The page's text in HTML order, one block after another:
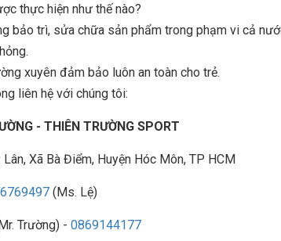
thực hiện như thế nào?
bảo trì, sửa chữa sản phẩm trong phạm vi cả
xuyên đảm bảo luôn an toàn cho trẻ.
liên hệ với chúng tôi:
- THIÊN TRƯỜNG SPORT
Xã Bà Điểm, Huyện Hóc Môn, TP HCM
(Ms. Lệ)
Trường) - 0869144177